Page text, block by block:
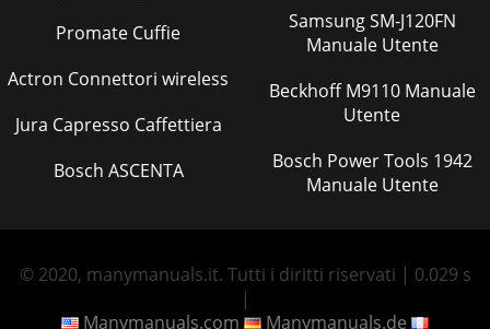
Promate Cuffie
Actron Connettori wireless
Jura Capresso Caffettiera
Bosch ASCENTA
Samsung SM-J120FN
Manuale Utente
Beckhoff M9110 Manuale
Utente
Bosch Power Tools 1942
Manuale Utente
© 2020, manymanuals.it. Tutti i diritti riservati | 0.029 s
|
Manymanuals.com
Manymanuals.de